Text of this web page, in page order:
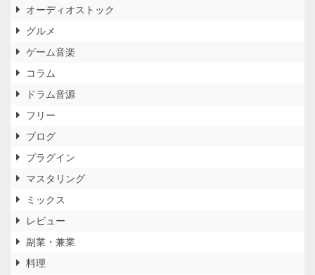
オーディオストック
グルメ
ゲーム音楽
コラム
ドラム音源
フリー
ブログ
プラグイン
マスタリング
ミックス
レビュー
副業・兼業
料理